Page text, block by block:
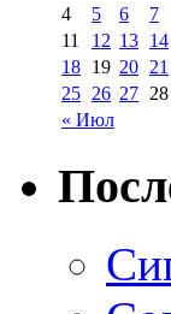
« Июл
4
5 6 7
11
12 13 14
18 19 20 21
25 26 27 28